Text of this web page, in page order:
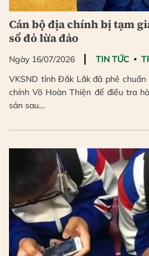
Cán bộ địa chính bị tạm
sổ đỏ lừa đảo
Ngày 16/07/2026 TIN TỨC
VKSND tỉnh Đắk Lắk đã phê
chính Võ Hoàn Thiện để điều tra
sản sau…